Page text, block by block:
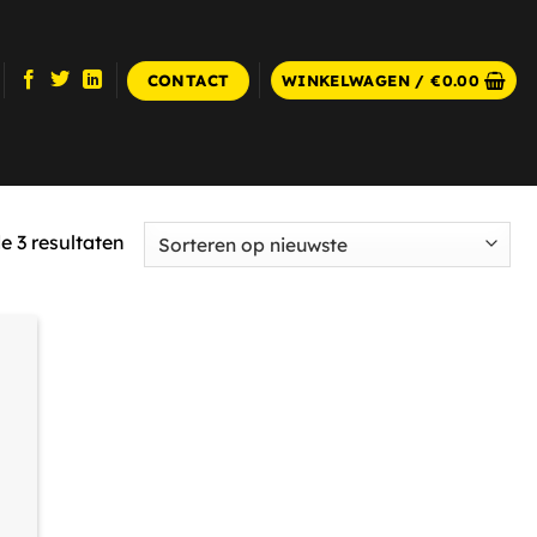
CONTACT WINKELWAGEN /€0.00
3 resultatenGesorteerd
op